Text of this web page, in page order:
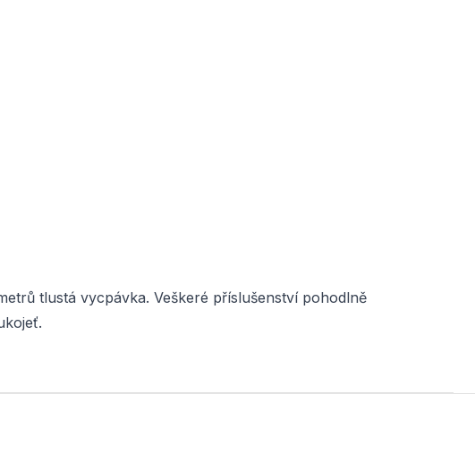
tlustá vycpávka. Veškeré příslušenství pohodlně